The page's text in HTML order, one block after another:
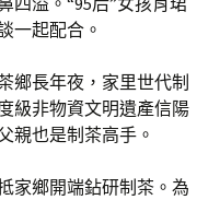
一起配合。
鄉長年夜，家里世代制
級非物資文明遺產信陽
親也是制茶高手。
家鄉開端鉆研制茶。為